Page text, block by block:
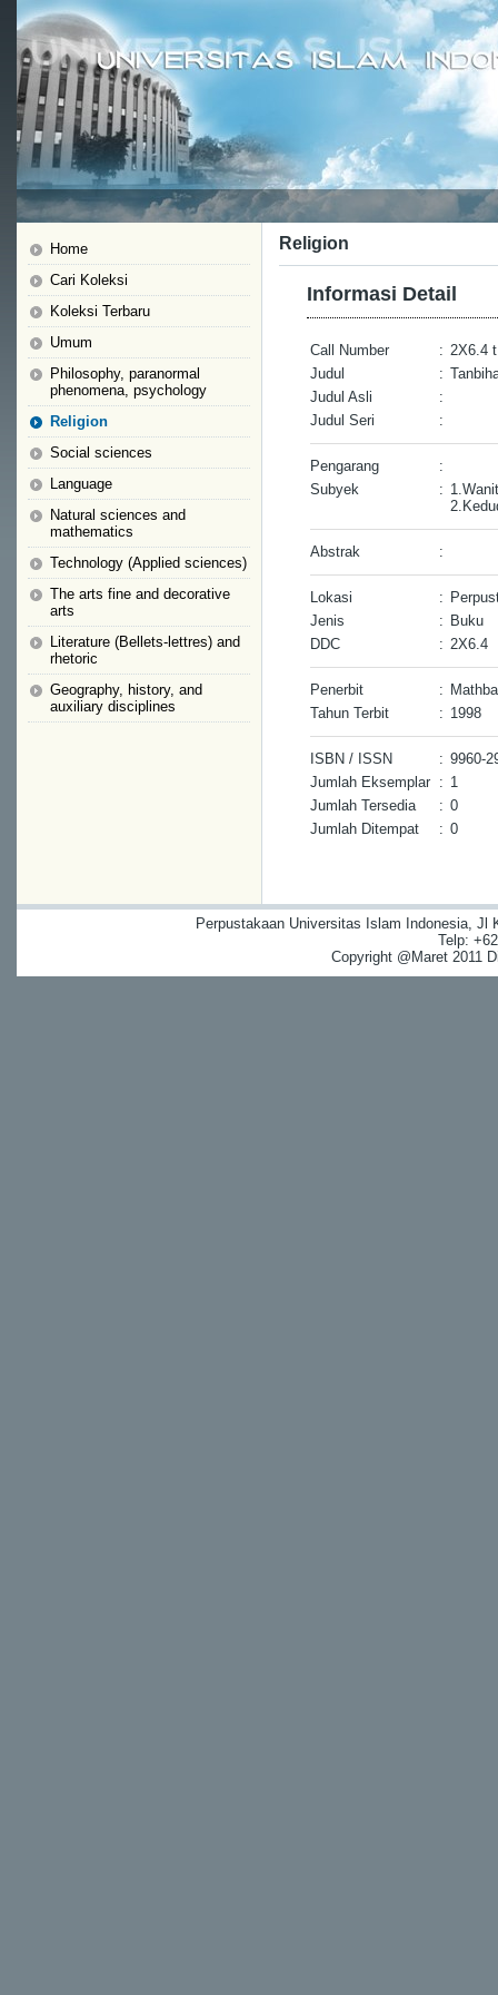
Home
Cari Koleksi
Koleksi Terbaru
Umum
Philosophy, paranormal
phenomena, psychology
Religion
Social sciences
Language
Natural sciences and
mathematics
Technology (Applied sciences)
The arts fine and decorative
arts
Literature (Bellets-lettres) and
rhetoric
Geography, history, and
auxiliary disciplines
Religion
Informasi Detail
Call Number : 2X6.4
Judul
:
Judul Asli
:
Judul Seri
:
Pengarang
:
Subyek
:
Abstrak :
Lokasi :
Jenis
: Buku
DDC
: 2X6.4
Penerbit :
Tahun Terbit
: 1998
ISBN / ISSN : 9960-
Jumlah Eksemplar : 1
Jumlah Tersedia
: 0
Jumlah Ditempat
: 0
Perpustakaan Universitas Islam Indonesia, Jl
Telp:
Copyright @Maret 2011